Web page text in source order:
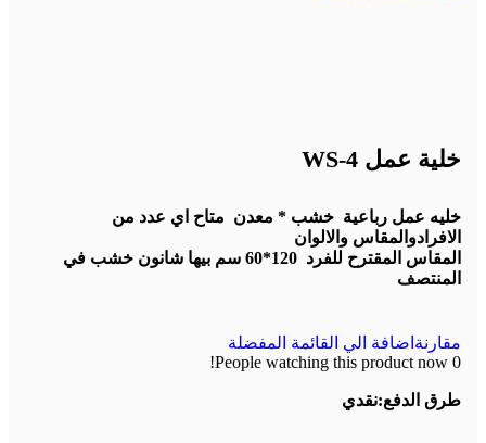
خلية عمل WS-4
خليه عمل رباعية خشب * معدن متاح اي عدد من
الافرادوالمقاس والالوان
المقاس المقترح للفرد 120*60 سم بيها شانون خشب في
المنتصف
مقارنة اضافة الي القائمة المفضلة
0
People watching this product now!
طرق الدفع:نقدي